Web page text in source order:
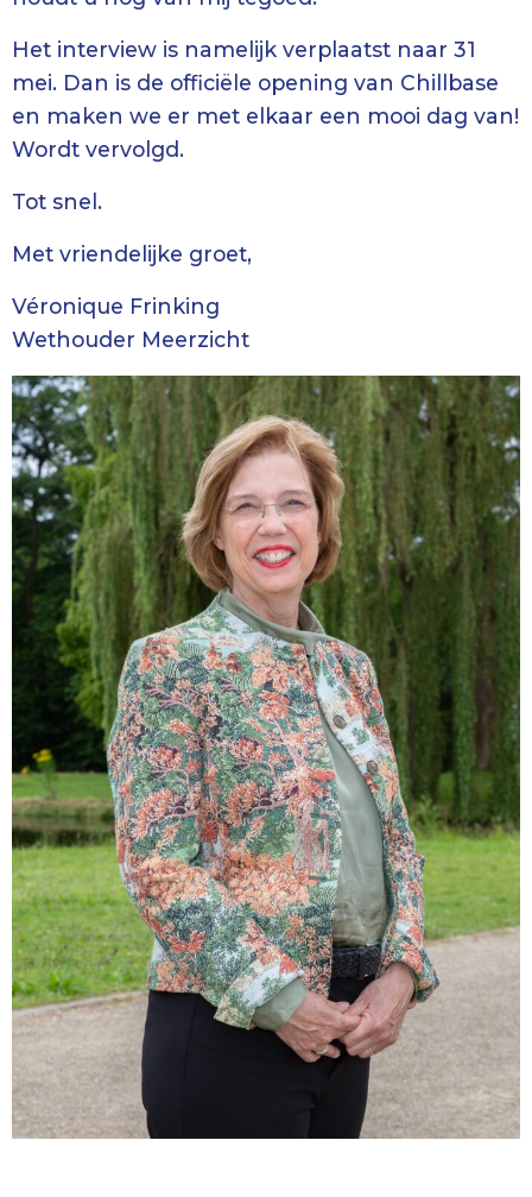
Het interview is namelijk verplaatst naar 31
mei. Dan is de officiële opening van Chillbase
en maken we er met elkaar een mooi dag van!
Wordt vervolgd.
Tot snel.
Met vriendelijke groet,
Véronique Frinking
Wethouder Meerzicht